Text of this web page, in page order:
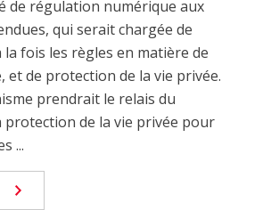
de régulation numérique aux
qui serait chargée de
fois les règles en matière de
et de protection de la vie privée.
prendrait le relais du
protection de la vie privée pour
...